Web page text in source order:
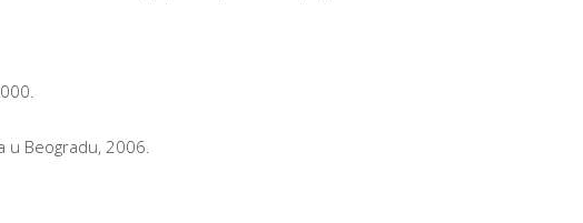
u Beogradu, 2006.